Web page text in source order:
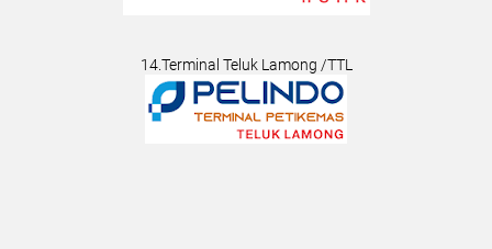
14.Terminal Teluk Lamong /TTL